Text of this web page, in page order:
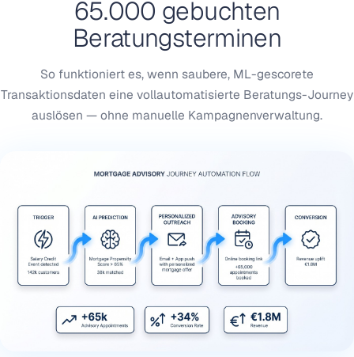
65.000 gebuchten
Beratungsterminen
So funktioniert es, wenn saubere, ML-gescorete
Transaktionsdaten eine vollautomatisierte Beratungs-Journey
auslösen — ohne manuelle Kampagnenverwaltung.